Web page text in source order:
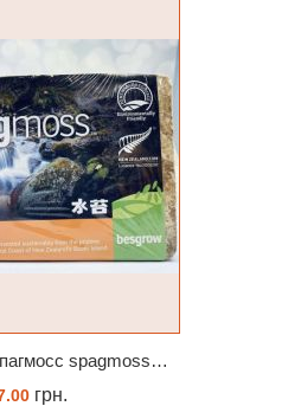
орхідей 4 л
грн.